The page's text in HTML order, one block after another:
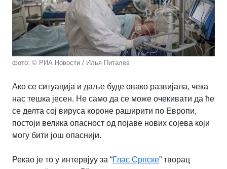
фото: © РИА Новости / Илья Питалев
Ако се ситуација и даље буде овако развијала, чека
нас тешка јесен. Не само да се може очекивати да ће
се делта сој вируса короне раширити по Европи,
постоји велика опасност од појаве нових сојева који
могу бити још опаснији.
Рекао је то у интервјуу за “Глас Српске” творац